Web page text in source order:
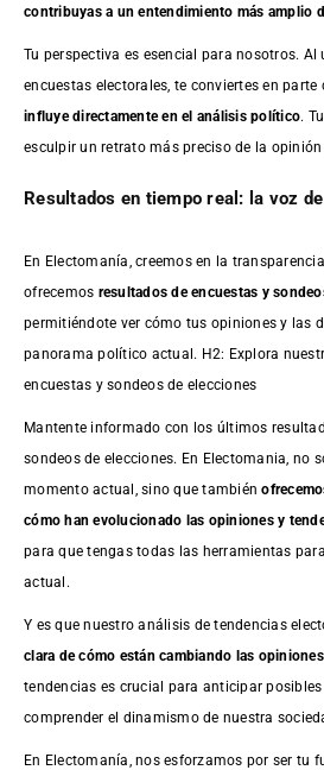
contribuyas a un entendimiento más amplio
Tu perspectiva es esencial para nosotros. Al
encuestas electorales, te conviertes en
influye directamente en el análisis político.
esculpir un retrato más preciso de la
Resultados en tiempo real: la voz
En Electomanía, creemos en la
ofrecemos resultados deencuestas y
permitiéndote ver cómo tus opiniones y las
panorama político actual. H2: Explora
encuestas y sondeos de elecciones
Mantente informado con los últimos
sondeos de elecciones. En Electomania, no
momento actual, sino que también
cómo han evolucionado las opiniones y
para que tengas todas las herramientas
actual.
Y es que nuestro análisis de tendencias
clara de cómo están cambiando las
tendencias es crucial para anticipar
comprender el dinamismo de nuestra
En Electomanía, nos esforzamos por ser tu